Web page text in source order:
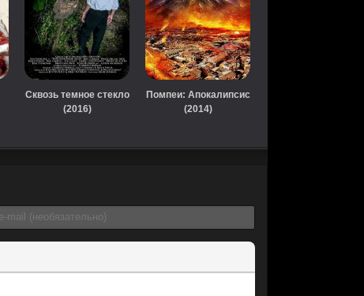
Сквозь темное стекло
(2016)
Помпеи: Апокалипсис
(2014)